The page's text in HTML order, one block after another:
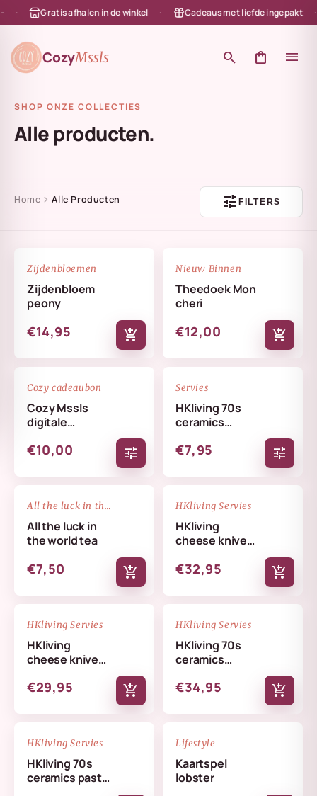
naar de content
Gratis afhalen in de winkel Cadeaus met liefde ingepakt
CozyMssls search shopping_bag menu
SHOP ONZE COLLECTIES
Alle producten.
Home chevron_rightAlle Producten tuneFILTERS
Zijdenbloemen
Zijdenbloem
peony
€14,95 add_shopping_cart
NIEUW
Nieuw Binnen
Theedoek Mon
cheri
€12,00 add_shopping_cart
Cozy cadeaubon
Cozy Mssls
digitale
Alleen online te
€10,00 tune
Servies
HKliving 70s
ceramics
€7,95 tune
All the luck in the world
All the luck in
the world tea
€7,50 add_shopping_cart
NIEUW
HKliving Servies
HKliving
cheese knives
€32,95 add_shopping_cart
NIEUW
HKliving Servies
HKliving
cheese knives
€29,95 add_shopping_cart
NIEUW
HKliving Servies
HKliving 70s
ceramics
skyline
€34,95 add_shopping_cart
NIEUW
HKliving Servies
HKliving 70s
ceramics pasta
NIEUW
Lifestyle
Kaartspel
lobster